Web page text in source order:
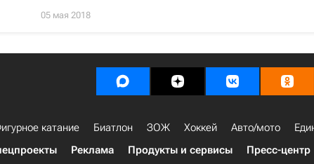
05 мая 2018
катание Биатлон ЗОЖ Хоккей Авто/мото
Реклама Продукты и сервисы Пресс-центр